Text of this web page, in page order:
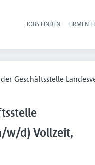
JOBS FINDEN FIRMEN
Geschäftsstelle
w/d) Vollzeit,